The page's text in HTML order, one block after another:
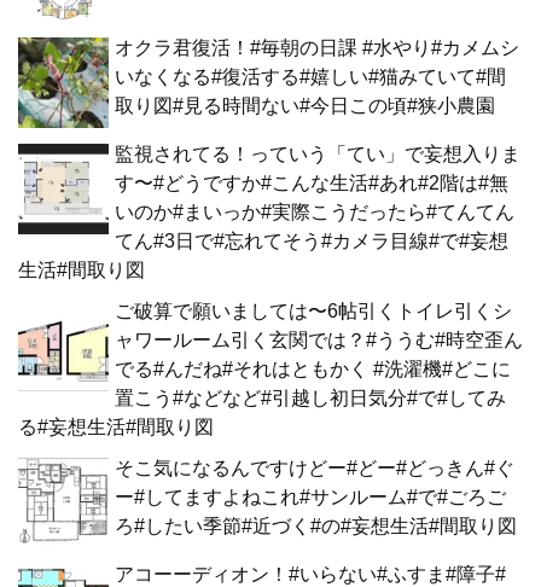
オクラ君復活！#毎朝の日課 #水やり#カメムシ
いなくなる#復活する#嬉しい#猫みていて#間
取り図#見る時間ない#今日この頃#狭小農園
監視されてる！っていう「てい」で妄想入りま
す〜#どうですか#こんな生活#あれ#2階は#無
いのか#まいっか#実際こうだったら#てんてん
てん#3日で#忘れてそう#カメラ目線#で#妄想
生活#間取り図
ご破算で願いましては〜6帖引くトイレ引くシ
ャワールーム引く玄関では？#ううむ#時空歪ん
でる#んだね#それはともかく #洗濯機#どこに
置こう#などなど#引越し初日気分#で#してみ
る#妄想生活#間取り図
そこ気になるんですけどー#どー#どっきん#ぐ
ー#してますよねこれ#サンルーム#で#ごろご
ろ#したい季節#近づく#の#妄想生活#間取り図
アコーーディオン！#いらない#ふすま#障子#